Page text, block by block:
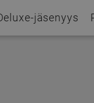
jäsenyys